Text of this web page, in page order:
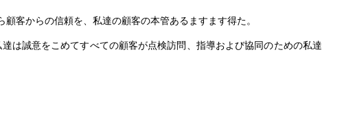
客からの信頼を、私達の顧客の本管あるますます得た。
は誠意をこめてすべての顧客が点検訪問、指導および協同のための私達